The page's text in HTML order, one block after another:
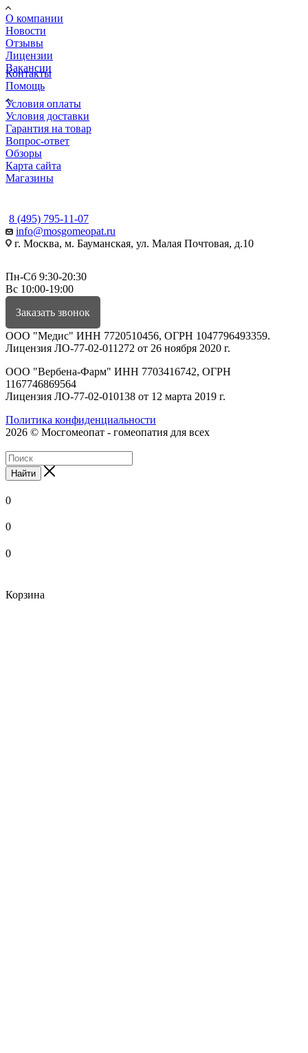
О компании
Новости
Отзывы
Лицензии
Вакансии
Контакты
Помощь
Условия оплаты
Условия доставки
Гарантия на товар
Вопрос-ответ
Обзоры
Карта сайта
Магазины
8 (495) 795-11-07
info@mosgomeopat.ru
г. Москва, м. Бауманская, ул. Малая Почтовая, д.10
Пн-Сб 9:30-20:30
Вс 10:00-19:00
Заказать звонок
ООО "Медис" ИНН 7720510456, ОГРН 1047796493359.
Лицензия ЛО-77-02-011272 от 26 ноября 2020 г.
ООО "Вербена-Фарм" ИНН 7703416742, ОГРН
1167746869564
Лицензия ЛО-77-02-010138 от 12 марта 2019 г.
Политика конфиденциальности
2026 © Мосгомеопат - гомеопатия для всех
Найти
0
0
0
Корзина